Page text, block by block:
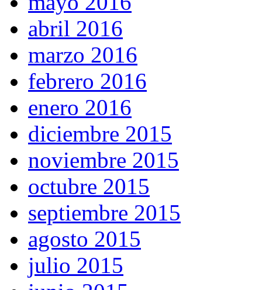
abril 2016
marzo 2016
febrero 2016
enero 2016
diciembre 2015
noviembre 2015
octubre 2015
septiembre 2015
agosto 2015
julio 2015